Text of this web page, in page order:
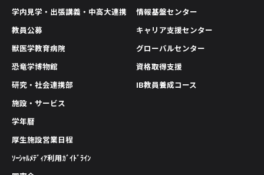
学内見学・出張講義・中高大連携
教員公募
獣医学教育病院
恐竜学博物館
研究・社会連携部
情報基盤センター
キャリア支援センター
グローバルセンター
資格取得支援
IB教員養成コース
施設・サービス
学年暦
厚生施設営業日程
ｿｰｼｬﾙﾒﾃﾞｨｱ利用ｶﾞｲﾄﾞﾗｲﾝ